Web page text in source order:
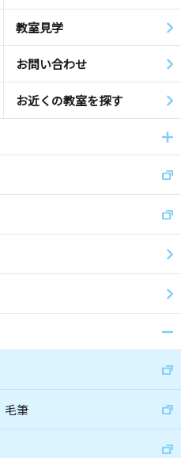
教室見学
お問い合わせ
お近くの教室を探す
毛筆